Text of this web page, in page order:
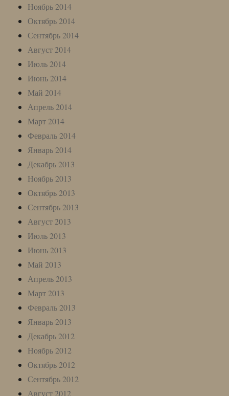
Ноябрь 2014
Октябрь 2014
Сентябрь 2014
Август 2014
Июль 2014
Июнь 2014
Май 2014
Апрель 2014
Март 2014
Февраль 2014
Январь 2014
Декабрь 2013
Ноябрь 2013
Октябрь 2013
Сентябрь 2013
Август 2013
Июль 2013
Июнь 2013
Май 2013
Апрель 2013
Март 2013
Февраль 2013
Январь 2013
Декабрь 2012
Ноябрь 2012
Октябрь 2012
Сентябрь 2012
Август 2012